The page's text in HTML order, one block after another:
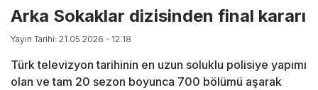
Arka Sokaklar dizisinden final kararı
Yayın Tarihi: 21.05.2026 - 12:18
Türk televizyon tarihinin en uzun soluklu polisiye yapımı
olan ve tam 20 sezon boyunca 700 bölümü aşarak